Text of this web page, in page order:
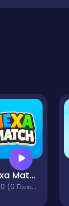
Hexa Match
0 (0 Голосів)